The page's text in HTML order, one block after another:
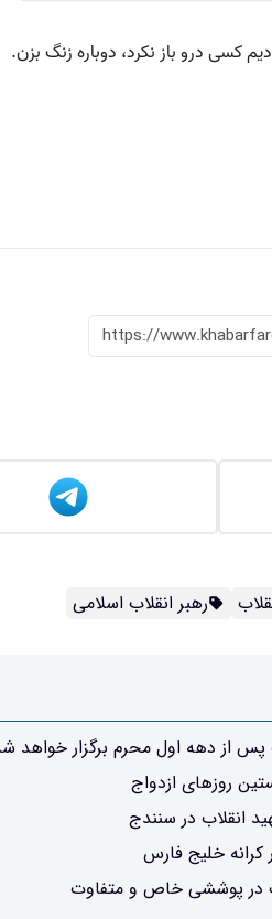
https://
رهبر انقلاب اسلامی
پس‌ از دهه اول محرم برگزار خواهد
روزهای ازدواج
انقلاب در سنندج
کرانه خلیج فارس
در پوششی خاص و متفاوت